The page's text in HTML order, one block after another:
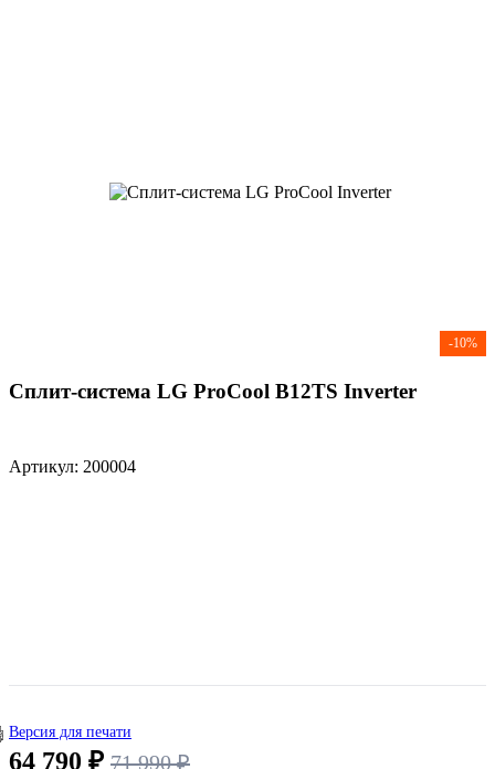
-10%
Сплит-система LG ProCool B12TS Inverter
Артикул: 200004
Версия для печати
64 790 ₽ 71 990 ₽